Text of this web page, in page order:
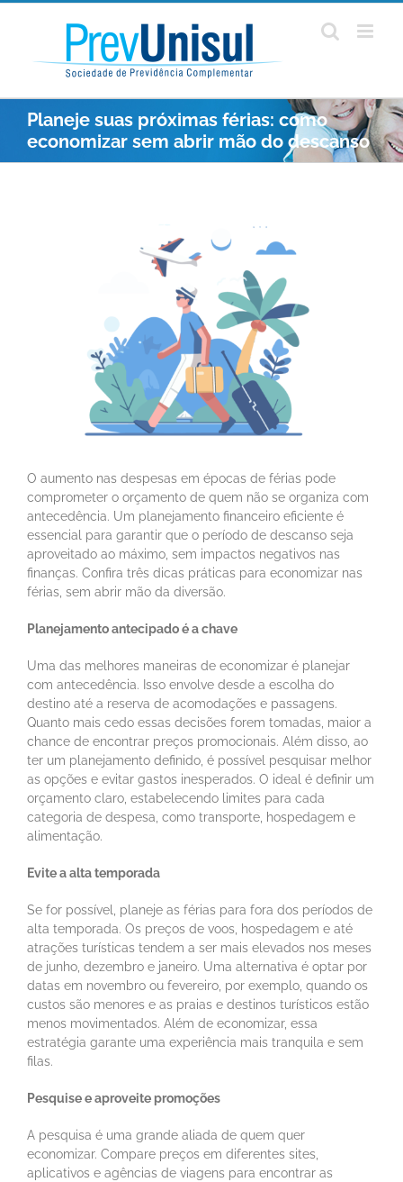
Ir
conteúdo
Planeje suas próximas férias: como
economizar sem abrir mão do descanso
O aumento nas despesas em épocas de férias pode
comprometer o orçamento de quem não se organiza com
antecedência. Um planejamento financeiro eficiente é
essencial para garantir que o período de descanso seja
aproveitado ao máximo, sem impactos negativos nas
finanças. Confira três dicas práticas para economizar nas
férias, sem abrir mão da diversão.
Planejamento antecipado é a chave
Uma das melhores maneiras de economizar é planejar
com antecedência. Isso envolve desde a escolha do
destino até a reserva de acomodações e passagens.
Quanto mais cedo essas decisões forem tomadas, maior a
chance de encontrar preços promocionais. Além disso, ao
ter um planejamento definido, é possível pesquisar melhor
as opções e evitar gastos inesperados. O ideal é definir um
orçamento claro, estabelecendo limites para cada
categoria de despesa, como transporte, hospedagem e
alimentação.
Evite a alta temporada
Se for possível, planeje as férias para fora dos períodos de
alta temporada. Os preços de voos, hospedagem e até
atrações turísticas tendem a ser mais elevados nos meses
de junho, dezembro e janeiro. Uma alternativa é optar por
datas em novembro ou fevereiro, por exemplo, quando os
custos são menores e as praias e destinos turísticos estão
menos movimentados. Além de economizar, essa
estratégia garante uma experiência mais tranquila e sem
filas.
Pesquise e aproveite promoções
A pesquisa é uma grande aliada de quem quer
economizar. Compare preços em diferentes sites,
aplicativos e agências de viagens para encontrar as